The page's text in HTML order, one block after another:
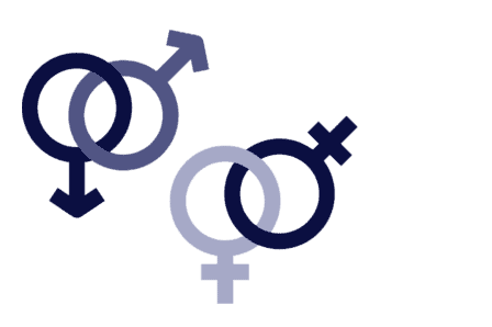
dans
votre
ADN?